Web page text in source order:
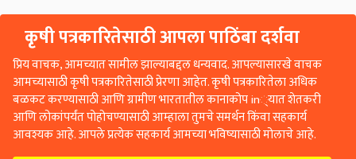
कृषी पत्रकारितेसाठी आपला पाठिंबा दर्शवा
प्रिय वाचक, आमच्यात सामील झाल्याबद्दल धन्यवाद. आपल्यासारखे वाचक
आमच्यासाठी कृषी पत्रकारितेसाठी प्रेरणा आहेत. कृषी पत्रकारितेला अधिक
बळकट करण्यासाठी आणि ग्रामीण भारतातील कानाकोप in्यात शेतकरी
आणि लोकांपर्यंत पोहोचण्यासाठी आम्हाला तुमचे समर्थन किंवा सहकार्य
आवश्यक आहे. आपले प्रत्येक सहकार्य आमच्या भविष्यासाठी मोलाचे आहे.